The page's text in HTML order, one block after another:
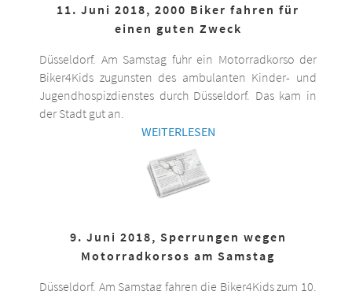
11. Juni 2018, 2000 Biker fahren für
einen guten Zweck
Düsseldorf. Am Samstag fuhr ein Motorradkorso der
Biker4Kids zugunsten des ambulanten Kinder- und
Jugendhospizdienstes durch Düsseldorf. Das kam in
der Stadt gut an.
WEITERLESEN
9. Juni 2018, Sperrungen wegen
Motorradkorsos am Samstag
Düsseldorf. Am Samstag fahren die Biker4Kids zum 10.